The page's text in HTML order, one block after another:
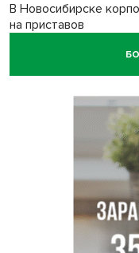
В Новосибирске
на приставов
В Новосибирске
В Новосибирске
пациентов с
Знаменитый
новосибирском